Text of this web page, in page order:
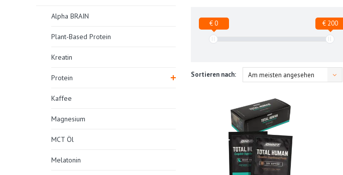
Alpha BRAIN
Plant-Based Protein
Kreatin
Protein
Kaffee
Magnesium
MCT Öl
Melatonin
€ 0
€ 200
Sortieren nach: Am meisten angesehen